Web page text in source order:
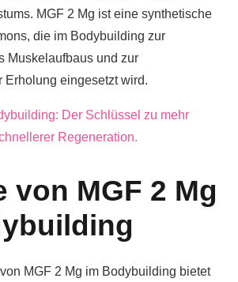
MGF 2 Mg ist eine synthetische
die im Bodybuilding zur
Muskelaufbaus und zur
Erholung eingesetzt wird.
Der Schlüssel zu mehr
Regeneration.
von MGF 2 Mg
MGF 2 Mg im Bodybuilding bietet